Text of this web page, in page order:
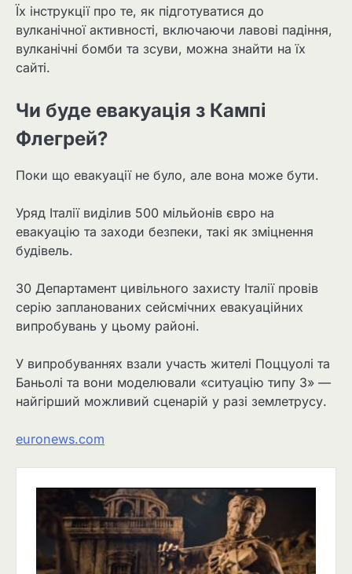
Їх інструкції про те, як підготуватися до
вулканічної активності, включаючи лавові падіння,
вулканічні бомби та зсуви, можна знайти на їх
сайті.
Чи буде евакуація з Кампі
Флегрей?
Поки що евакуації не було, але вона може бути.
Уряд Італії виділив 500 мільйонів євро на
евакуацію та заходи безпеки, такі як зміцнення
будівель.
30 Департамент цивільного захисту Італії провів
серію запланованих сейсмічних евакуаційних
випробувань у цьому районі.
У випробуваннях взали участь жителі Поццуолі та
Баньолі та вони моделювали «ситуацію типу 3» —
найгірший можливий сценарій у разі землетрусу.
euronews.com